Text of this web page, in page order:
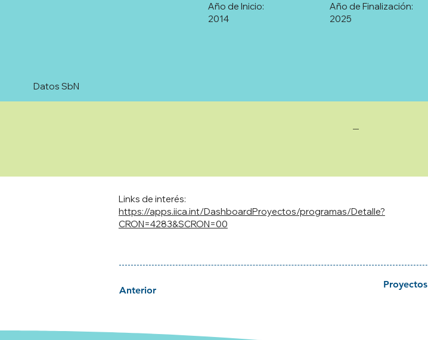
Datos SbN
2014
Año de Inicio:
2025
Año de Finalización:
—
Anterior
Proyectos
https://apps.iica.int/DashboardProyectos/programas/Detalle?
CRON=4283&SCRON=00
Links de interés: